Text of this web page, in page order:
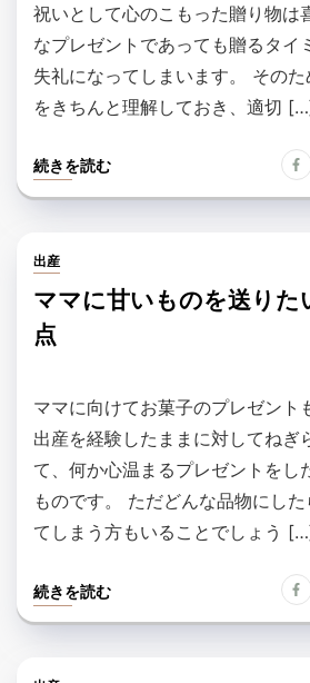
祝いとして心のこもった贈り物は
なプレゼントであっても贈るタイ
失礼になってしまいます。 その
をきちんと理解しておき、適切
続きを読む
出産
ママに甘いものを送りた
点
ママに向けてお菓子のプレゼント
出産を経験したままに対してねぎ
て、何か心温まるプレゼントをし
ものです。 ただどんな品物にし
てしまう方もいることでしょう
続きを読む